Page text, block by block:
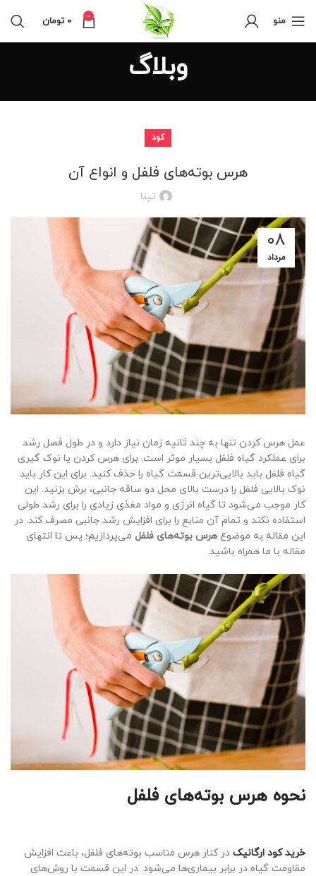
منو 0
0 تومان
وبلاگ
کود
هرس بوته‌های فلفل و انواع آن
تینا
08
مرداد
عمل هرس کردن تنها به چند ثانیه زمان نیاز دارد و در طول فصل رشد
برای عملکرد گیاه فلفل بسیار موثر است. برای هرس کردن یا نوک گیری
گیاه فلفل باید بالایی‌ترین قسمت گیاه را حذف کنید. برای این کار باید
نوک بالایی فلفل را درست بالای محل دو ساقه جانبی، برش بزنید. این
کار موجب می‌شود تا گیاه انرژی و مواد مغذی زیادی را برای رشد طولی
استفاده نکند و تمام آن منابع را برای افزایش رشد جانبی مصرف کند. در
این مقاله به موضوعهرس بوته‌های فلفل می‌پردازیم؛ پس تا انتهای
مقاله با ما همراه باشید.
نحوه هرس بوته‌های فلفل
خرید کود ارگانیک در کنار هرس مناسب بوته‌های فلفل، باعث افزایش
مقاومت گیاه در برابر بیماری‌ها می‌شود. در این قسمت با روش‌های